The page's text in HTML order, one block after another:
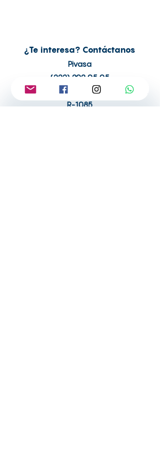
¿Te interesa? Contáctanos
Pivasa
(222) 303 05 05
ventas.pivasainmobiliaria@gmail.com
R-1085